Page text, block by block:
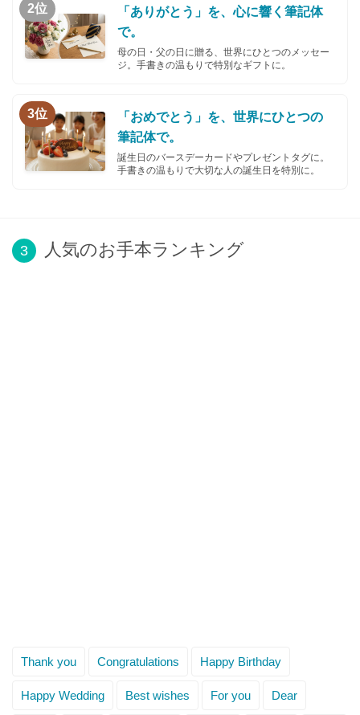
2位
「ありがとう」を、心に響く筆記体
で。
母の日・父の日に贈る、世界にひとつのメッセー
ジ。手書きの温もりで特別なギフトに。
3位
「おめでとう」を、世界にひとつの
筆記体で。
誕生日のバースデーカードやプレゼントタグに。
手書きの温もりで大切な人の誕生日を特別に。
3 人気のお手本ランキング
Thank you Congratulations Happy Birthday
Happy Wedding Best wishes For you Dear